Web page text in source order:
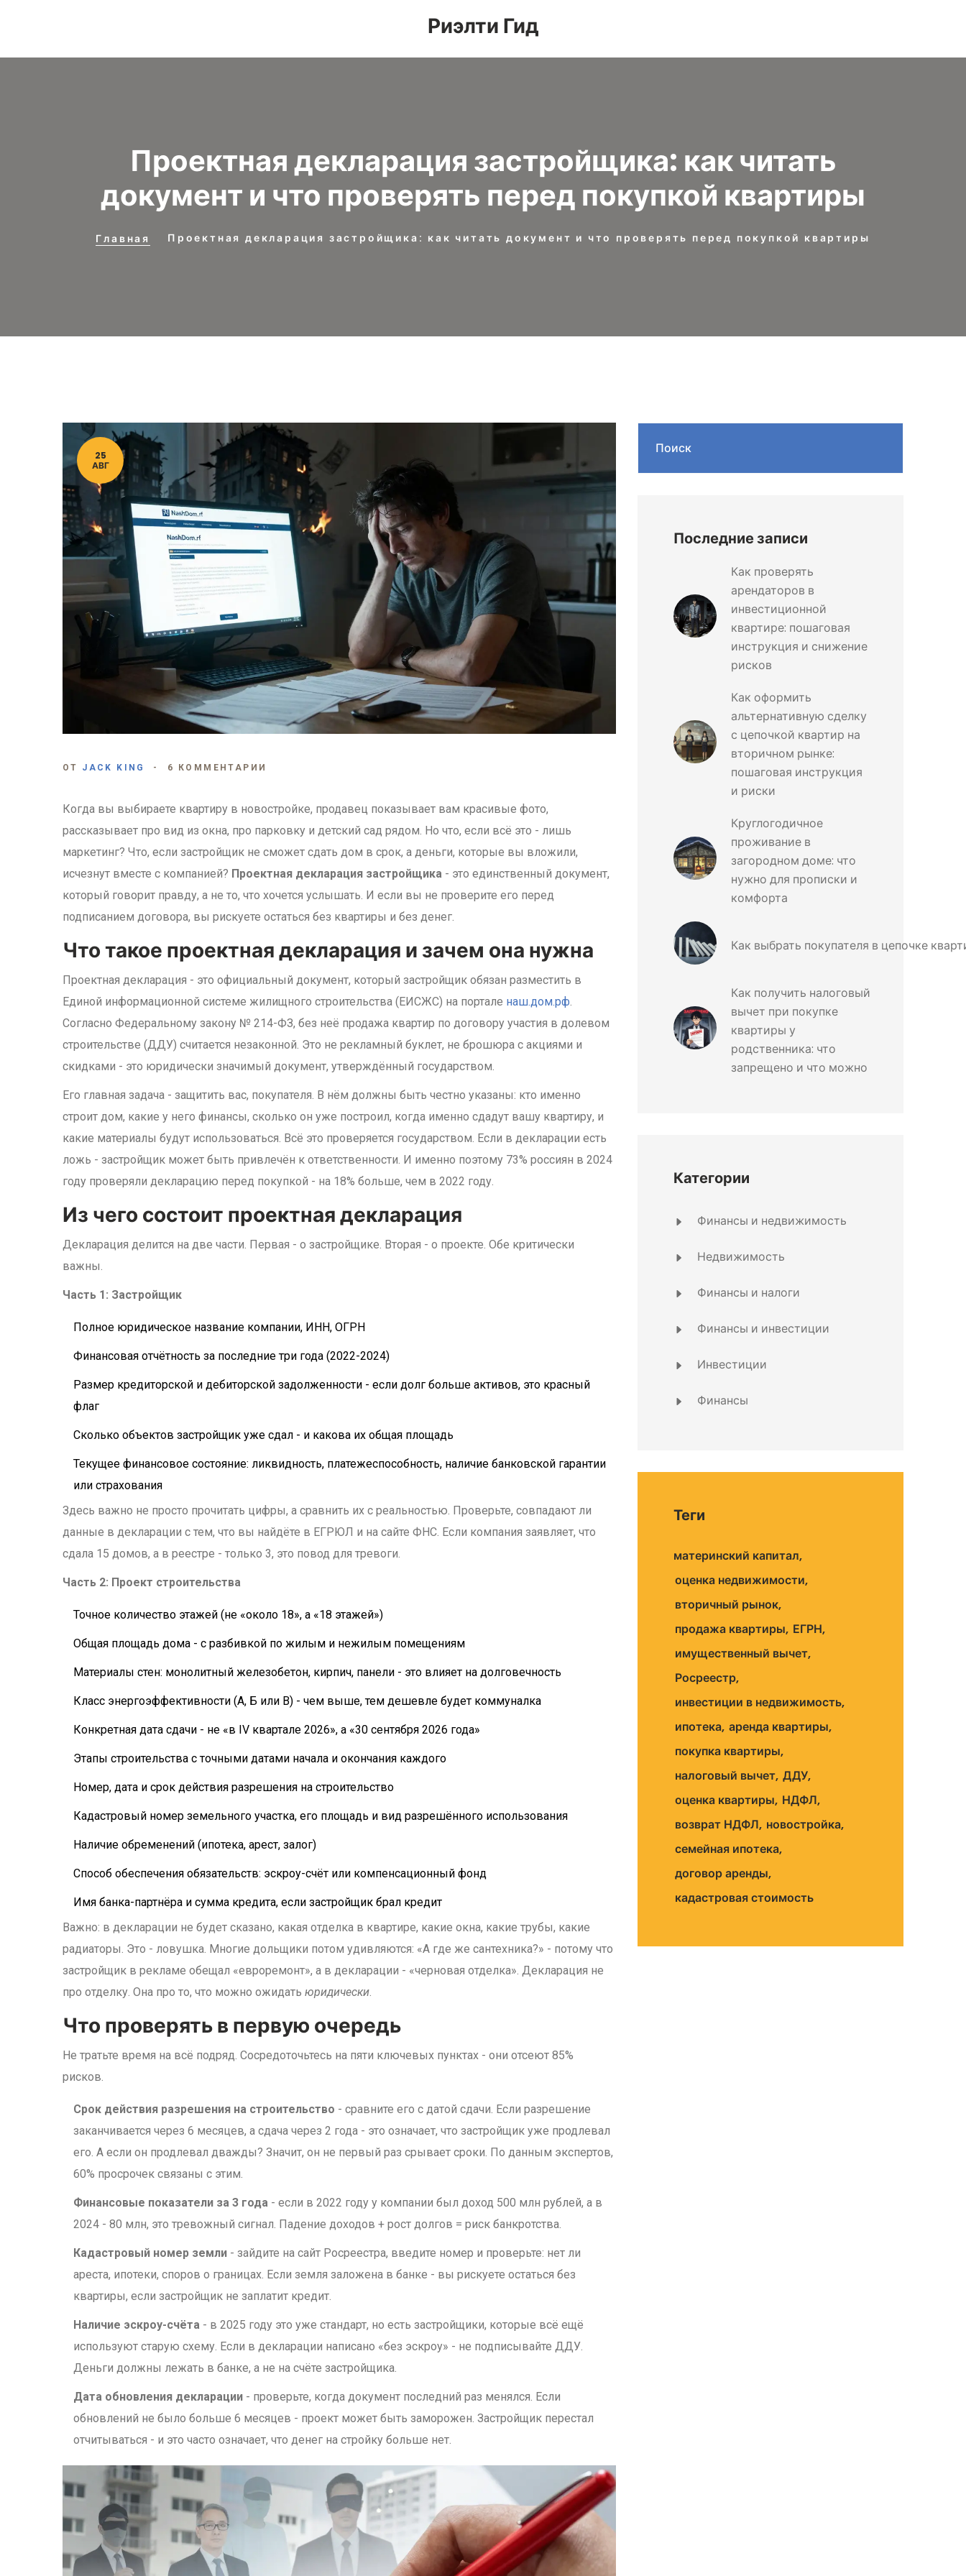
Риэлти Гид
Проектная декларация застройщика: как читать
документ и что проверять перед покупкой квартиры
Главная Проектная декларация застройщика: как читать документ и что проверять перед покупкой квартиры
25
АВГ
ОТ JACK KING 6 КОММЕНТАРИИ
Когда вы выбираете квартиру в новостройке, продавец показывает вам красивые фото,
рассказывает про вид из окна, про парковку и детский сад рядом. Но что, если всё это - лишь
маркетинг? Что, если застройщик не сможет сдать дом в срок, а деньги, которые вы вложили,
исчезнут вместе с компанией? Проектная декларация застройщика - это единственный документ,
который говорит правду, а не то, что хочется услышать. И если вы не проверите его перед
подписанием договора, вы рискуете остаться без квартиры и без денег.
Что такое проектная декларация и зачем она нужна
Проектная декларация - это официальный документ, который застройщик обязан разместить в
Единой информационной системе жилищного строительства (ЕИСЖС) на портале наш.дом.рф.
Согласно Федеральному закону № 214-ФЗ, без неё продажа квартир по договору участия в долевом
строительстве (ДДУ) считается незаконной. Это не рекламный буклет, не брошюра с акциями и
скидками - это юридически значимый документ, утверждённый государством.
Его главная задача - защитить вас, покупателя. В нём должны быть честно указаны: кто именно
строит дом, какие у него финансы, сколько он уже построил, когда именно сдадут вашу квартиру, и
какие материалы будут использоваться. Всё это проверяется государством. Если в декларации есть
ложь - застройщик может быть привлечён к ответственности. И именно поэтому 73% россиян в 2024
году проверяли декларацию перед покупкой - на 18% больше, чем в 2022 году.
Из чего состоит проектная декларация
Декларация делится на две части. Первая - о застройщике. Вторая - о проекте. Обе критически
важны.
Часть 1: Застройщик
Полное юридическое название компании, ИНН, ОГРН
Финансовая отчётность за последние три года (2022-2024)
Размер кредиторской и дебиторской задолженности - если долг больше активов, это красный
флаг
Сколько объектов застройщик уже сдал - и какова их общая площадь
Текущее финансовое состояние: ликвидность, платежеспособность, наличие банковской гарантии
или страхования
Здесь важно не просто прочитать цифры, а сравнить их с реальностью. Проверьте, совпадают ли
данные в декларации с тем, что вы найдёте в ЕГРЮЛ и на сайте ФНС. Если компания заявляет, что
сдала 15 домов, а в реестре - только 3, это повод для тревоги.
Часть 2: Проект строительства
Точное количество этажей (не «около 18», а «18 этажей»)
Общая площадь дома - с разбивкой по жилым и нежилым помещениям
Материалы стен: монолитный железобетон, кирпич, панели - это влияет на долговечность
Класс энергоэффективности (А, Б или В) - чем выше, тем дешевле будет коммуналка
Конкретная дата сдачи - не «в IV квартале 2026», а «30 сентября 2026 года»
Этапы строительства с точными датами начала и окончания каждого
Номер, дата и срок действия разрешения на строительство
Кадастровый номер земельного участка, его площадь и вид разрешённого использования
Наличие обременений (ипотека, арест, залог)
Способ обеспечения обязательств: эскроу-счёт или компенсационный фонд
Имя банка-партнёра и сумма кредита, если застройщик брал кредит
Важно: в декларации не будет сказано, какая отделка в квартире, какие окна, какие трубы, какие
радиаторы. Это - ловушка. Многие дольщики потом удивляются: «А где же сантехника?» - потому что
застройщик в рекламе обещал «евроремонт», а в декларации - «черновая отделка». Декларация не
про отделку. Она про то, что можно ожидать юридически.
Что проверять в первую очередь
Не тратьте время на всё подряд. Сосредоточьтесь на пяти ключевых пунктах - они отсеют 85%
рисков.
Срок действия разрешения на строительство - сравните его с датой сдачи. Если разрешение
заканчивается через 6 месяцев, а сдача через 2 года - это означает, что застройщик уже продлевал
его. А если он продлевал дважды? Значит, он не первый раз срывает сроки. По данным экспертов,
60% просрочек связаны с этим.
Финансовые показатели за 3 года - если в 2022 году у компании был доход 500 млн рублей, а в
2024 - 80 млн, это тревожный сигнал. Падение доходов + рост долгов = риск банкротства.
Кадастровый номер земли - зайдите на сайт Росреестра, введите номер и проверьте: нет ли
ареста, ипотеки, споров о границах. Если земля заложена в банке - вы рискуете остаться без
квартиры, если застройщик не заплатит кредит.
Наличие эскроу-счёта - в 2025 году это уже стандарт, но есть застройщики, которые всё ещё
используют старую схему. Если в декларации написано «без эскроу» - не подписывайте ДДУ.
Деньги должны лежать в банке, а не на счёте застройщика.
Дата обновления декларации - проверьте, когда документ последний раз менялся. Если
обновлений не было больше 6 месяцев - проект может быть заморожен. Застройщик перестал
отчитываться - и это часто означает, что денег на стройку больше нет.
Поиск
Последние записи
Как проверять
арендаторов в
инвестиционной
квартире: пошаговая
инструкция и снижение
рисков
Как оформить
альтернативную сделку
с цепочкой квартир на
вторичном рынке:
пошаговая инструкция
и риски
Круглогодичное
проживание в
загородном доме: что
нужно для прописки и
комфорта
Как выбрать покупателя в цепочке
Как получить налоговый
вычет при покупке
квартиры у
родственника: что
запрещено и что можно
Категории
Финансы и недвижимость
Недвижимость
Финансы и налоги
Финансы и инвестиции
Инвестиции
Финансы
Теги
материнский капитал
оценка недвижимости
вторичный рынок
продажа квартиры ЕГРН
имущественный вычет
Росреестр
инвестиции в недвижимость
ипотека аренда квартиры
покупка квартиры
налоговый вычет ДДУ
оценка квартиры НДФЛ
возврат НДФЛ новостройка
семейная ипотека
договор аренды
кадастровая стоимость